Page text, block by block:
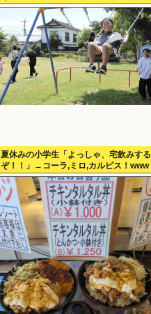
夏休みの小学生「よっしゃ、宅飲みする
ぞ！！」→コーラ,ミロ,カルピス！www